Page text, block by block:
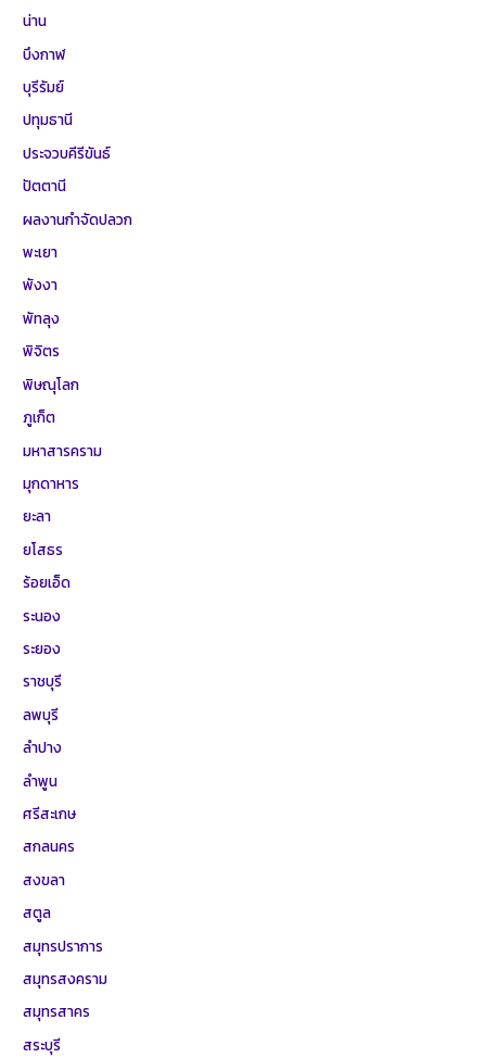
น่าน
บึงกาฬ
บุรีรัมย์
ปทุมธานี
ประจวบคีรีขันธ์
ปัตตานี
ผลงานกำจัดปลวก
พะเยา
พังงา
พัทลุง
พิจิตร
พิษณุโลก
ภูเก็ต
มหาสารคราม
มุกดาหาร
ยะลา
ยโสธร
ร้อยเอ็ด
ระนอง
ระยอง
ราชบุรี
ลพบุรี
ลำปาง
ลำพูน
ศรีสะเกษ
สกลนคร
สงขลา
สตูล
สมุทรปราการ
สมุทรสงคราม
สมุทรสาคร
สระบุรี